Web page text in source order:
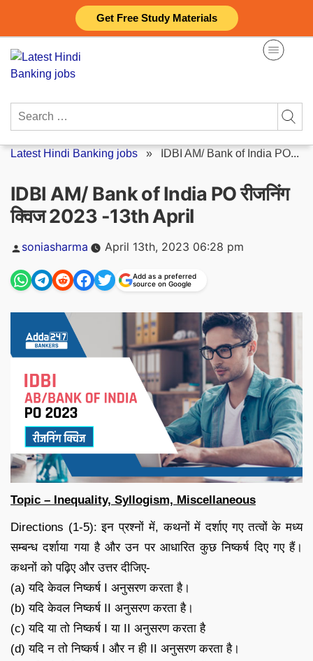
Get Free Study Materials
content
Search
Latest Hindi Banking jobs » IDBI AM/ Bank of India PO...
IDBI AM/ Bank of India PO रीजनिंग
क्विज 2023 -13th April
Posted
soniasharma April 13th, 2023 06:28 pm
Add as a preferred
source on Google
Topic – Inequality, Syllogism, Miscellaneous
Directions (1-5): इन प्रश्नों में, कथनों में दर्शाए गए तत्वों के मध्य
सम्बन्ध दर्शाया गया है और उन पर आधारित कुछ निष्कर्ष दिए गए हैं।
कथनों को पढ़िए और उत्तर दीजिए-
(a) यदि केवल निष्कर्ष I अनुसरण करता है।
(b) यदि केवल निष्कर्ष II अनुसरण करता है।
(c) यदि या तो निष्कर्ष I या II अनुसरण करता है
(d) यदि न तो निष्कर्ष I और न ही II अनुसरण करता है।